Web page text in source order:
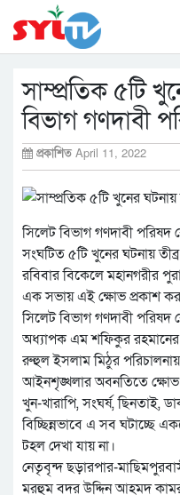
সাম্প্রতিক ৫টি
বিভাগ গণদাবী
প্রকাশিত April 11, 2022
সিলেট বিভাগ গণদাবী পরিষদ
সংঘটিত ৫টি খুনের ঘটনায়
রবিবার বিকেলে মহানগরীর
এক সভায় এই ক্ষোভ প্রকাশ
সিলেট বিভাগ গণদাবী পরিষদ
অধ্যাপক এম শফিকুর
রুহুল ইসলাম মিঠুর পরিচালনায়
আইনশৃঙ্খলার অবনতিতে ক্ষোভ
খুন-খারাপি, সংঘর্ষ, ছিনতাই,
বিচ্ছিন্নভাবে এ সব ঘটাচ্ছে
টহল দেখা যায় না।
নেতৃবৃন্দ ছড়ারপার-
মরহুম বদর উদ্দিন আহমদ